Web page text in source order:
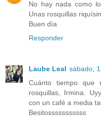
No hay nada como
Unas rosquillas
Buen día
Responder
Laube Leal sábado,
Cuánto tiempo que
rosquillas, Irmina.
con un café a media
Besitosssssssssss